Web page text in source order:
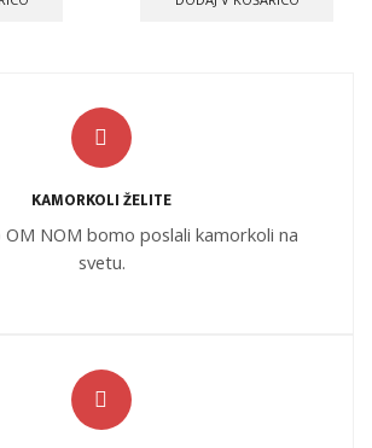
KAMORKOLI ŽELITE
OM NOM bomo poslali kamorkoli na
svetu.